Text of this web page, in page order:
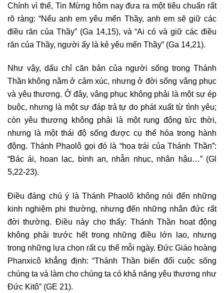
Chính vì thế, Tin Mừng hôm nay đưa ra một tiêu chuẩn rất
rõ ràng: “Nếu anh em yêu mến Thầy, anh em sẽ giữ các
điều răn của Thầy” (Ga 14,15), và “Ai có và giữ các điều
răn của Thầy, người ấy là kẻ yêu mến Thầy” (Ga 14,21).
Như vậy, dấu chỉ căn bản của người sống trong Thánh
Thần không nằm ở cảm xúc, nhưng ở đời sống vâng phục
và yêu thương. Ở đây, vâng phục không phải là một sự ép
buộc, nhưng là một sự đáp trả tự do phát xuất từ tình yêu;
còn yêu thương không phải là một rung động tức thời,
nhưng là một thái độ sống được cụ thể hóa trong hành
động. Thánh Phaolô gọi đó là “hoa trái của Thánh Thần”:
“Bác ái, hoan lạc, bình an, nhẫn nhục, nhân hậu…” (Gl
5,22-23).
Điều đáng chú ý là Thánh Phaolô không nói đến những
kinh nghiệm phi thường, nhưng đến những nhân đức rất
đời thường. Điều này cho thấy: Thánh Thần hoạt động
không phải trước hết trong những điều lớn lao, nhưng
trong những lựa chọn rất cụ thể mỗi ngày. Đức Giáo hoàng
Phanxicô khẳng định: “Thánh Thần biến đổi cuộc sống
chúng ta và làm cho chúng ta có khả năng yêu thương như
Đức Kitô” (GE 21).